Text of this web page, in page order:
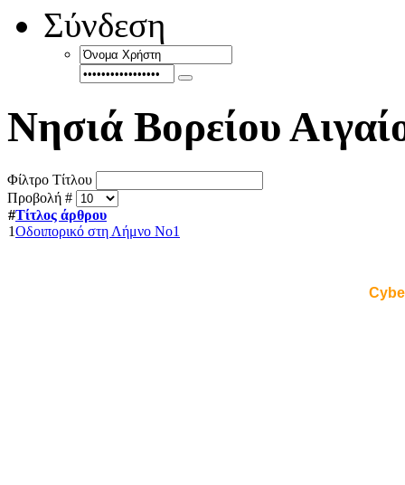
Σύνδεση
Νησιά Βορείου
Φίλτρο Τίτλου
Προβολή #
#Τίτλος άρθρου
1Οδοιπορικό στη Λήμνο Νο1